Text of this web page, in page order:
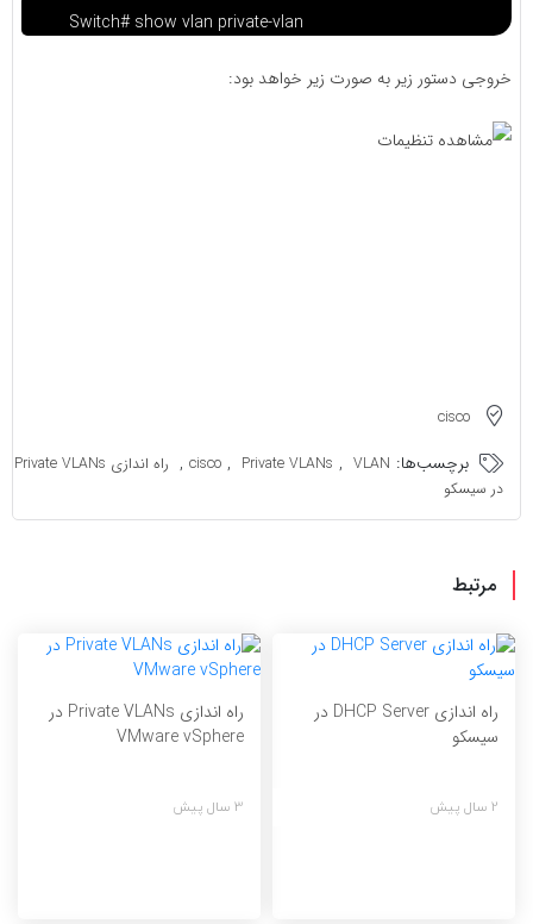
Switch# show vlan private-vlan
خروجی دستور زیر به صورت زیر خواهد بود:
cisco
برچسب‌ها: cisco Private VLANs VLAN
,
راه اندازی Private VLANs
در سیسکو
مرتبط
راه اندازی DHCP Server در
سیسکو
2 سال پیش
راه اندازی Private VLANs در
VMware vSphere
3 سال پیش